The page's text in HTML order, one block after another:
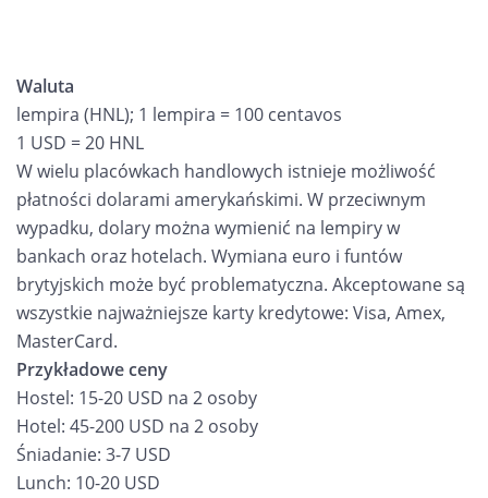
Waluta
lempira (HNL); 1 lempira = 100 centavos
1 USD = 20 HNL
W wielu placówkach handlowych istnieje możliwość
płatności dolarami amerykańskimi. W przeciwnym
wypadku, dolary można wymienić na lempiry w
bankach oraz hotelach. Wymiana euro i funtów
brytyjskich może być problematyczna. Akceptowane są
wszystkie najważniejsze karty kredytowe: Visa, Amex,
MasterCard.
Przykładowe ceny
Hostel: 15-20 USD na 2 osoby
Hotel: 45-200 USD na 2 osoby
Śniadanie: 3-7 USD
Lunch: 10-20 USD